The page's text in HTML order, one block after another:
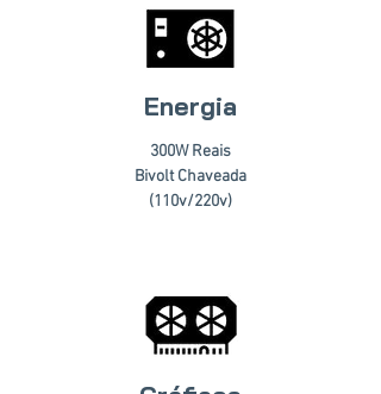
Energia
300W Reais
Bivolt Chaveada
(110v/220v)